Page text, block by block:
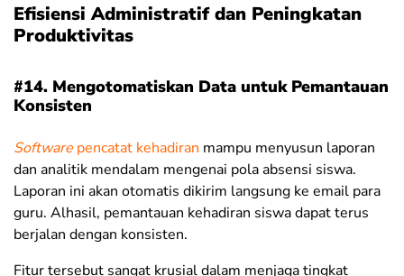
Efisiensi Administratif dan Peningkatan
Produktivitas
#14. Mengotomatiskan Data untuk Pemantauan
Konsisten
Software pencatat kehadiran mampu menyusun laporan
dan analitik mendalam mengenai pola absensi siswa.
Laporan ini akan otomatis dikirim langsung ke email para
guru. Alhasil, pemantauan kehadiran siswa dapat terus
berjalan dengan konsisten.
Fitur tersebut sangat krusial dalam menjaga tingkat